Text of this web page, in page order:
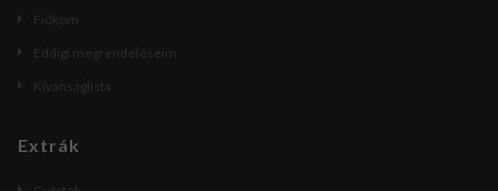
Fiókom
Eddigi megrendeléseim
Kívánságlista
Extrák